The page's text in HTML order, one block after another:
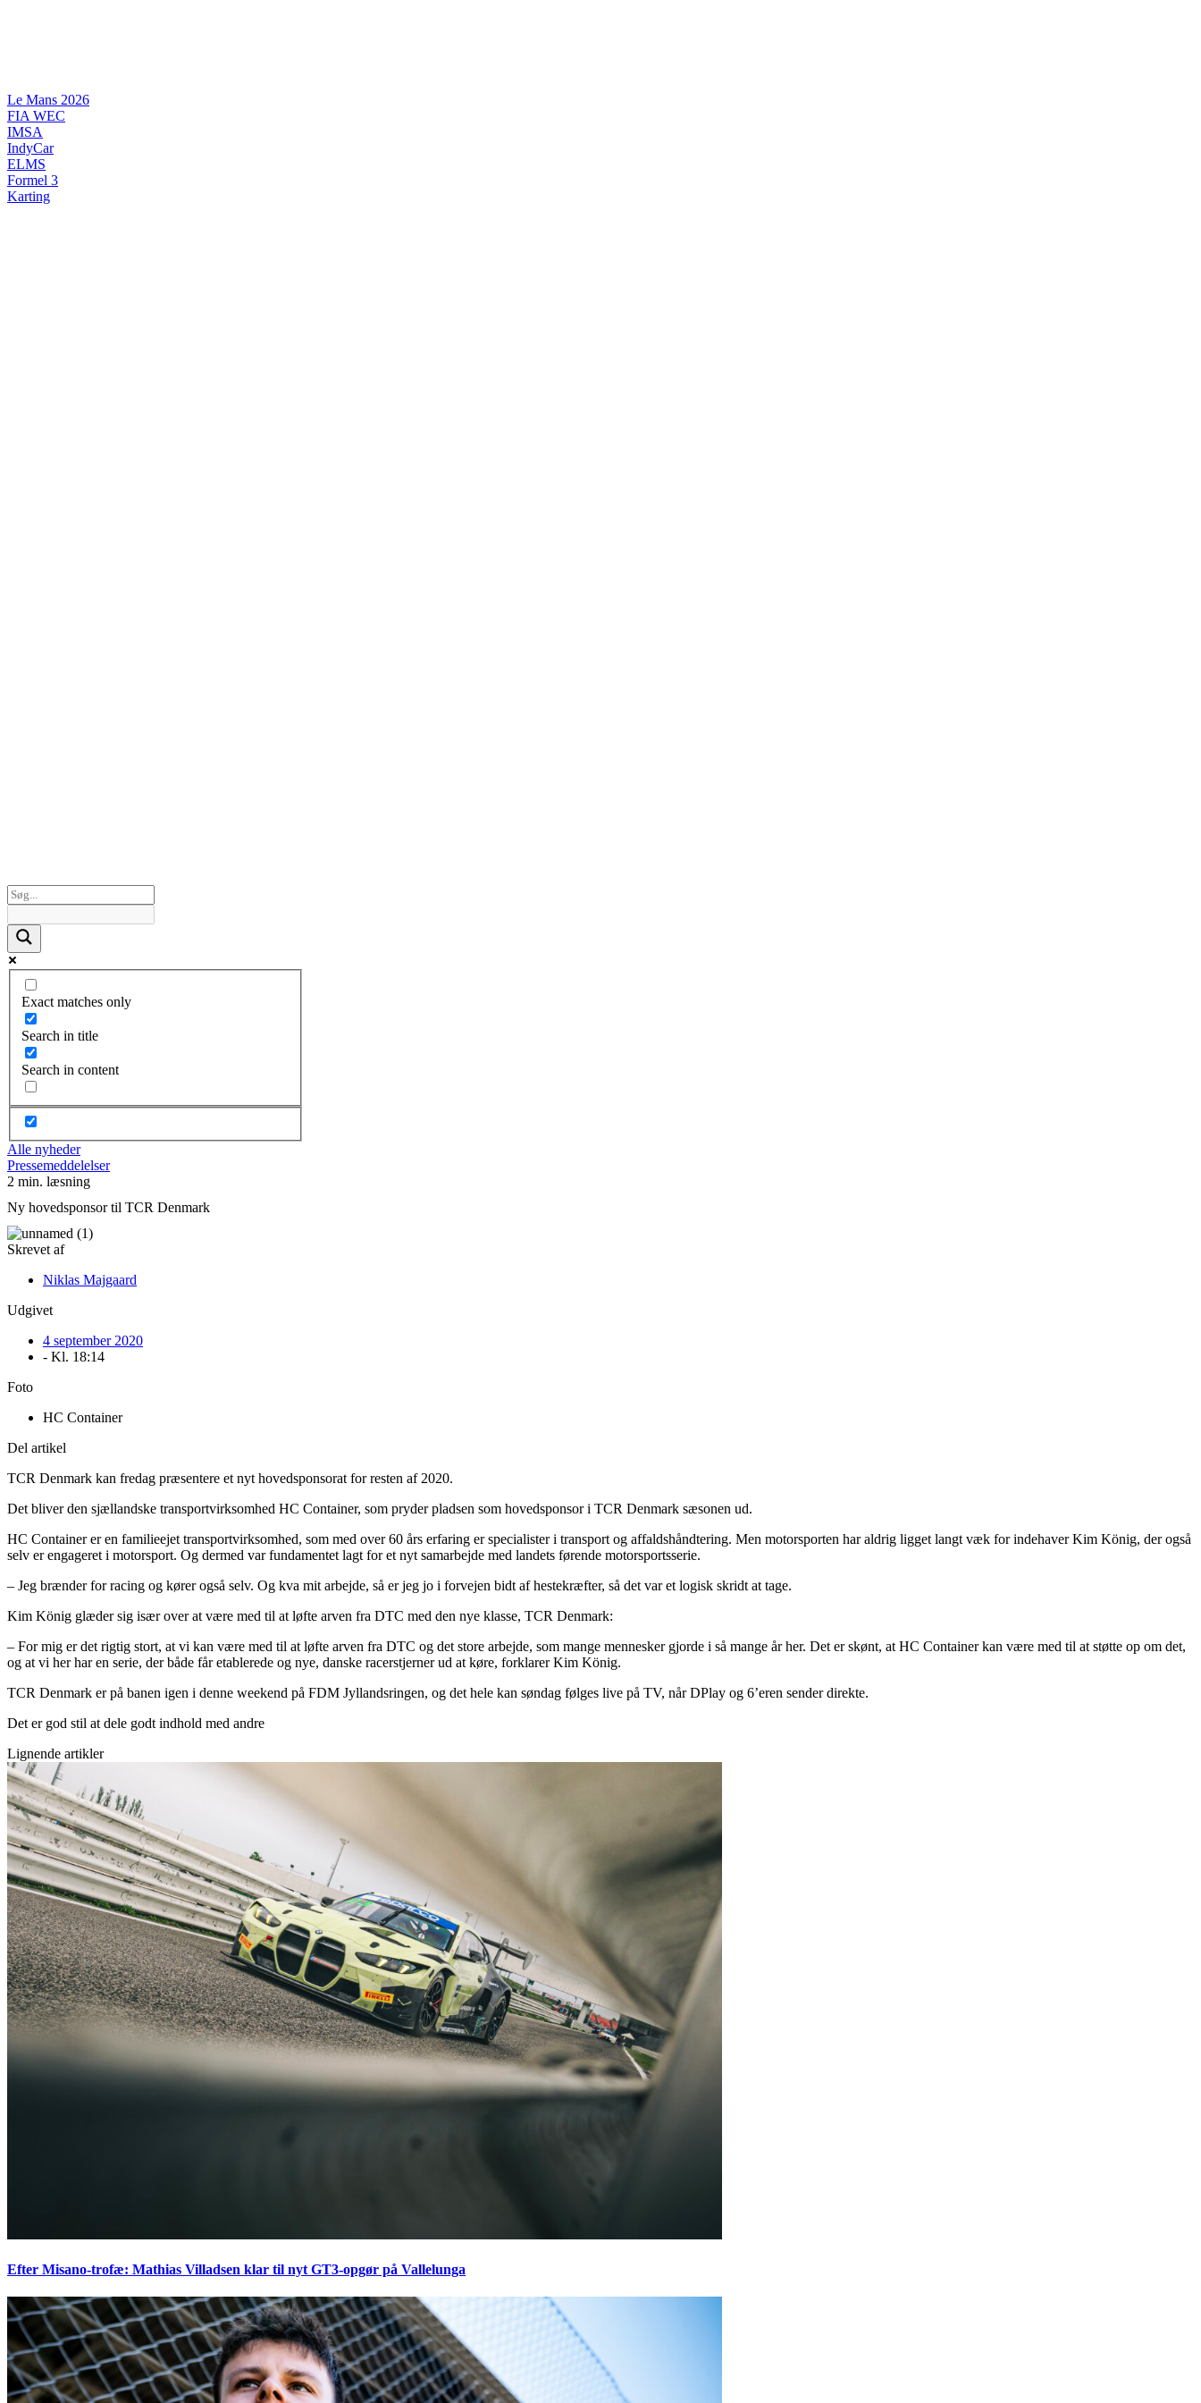
Le Mans 2026
FIA WEC
IMSA
IndyCar
ELMS
Formel 3
Karting
Exact matches only
Search in title
Search in content
Alle nyheder
Pressemeddelelser
2 min. læsning
Ny hovedsponsor til TCR Denmark
Skrevet af
Niklas Majgaard
Udgivet
4 september 2020
- Kl. 18:14
Foto
HC Container
Del artikel
TCR Denmark kan fredag præsentere et nyt hovedsponsorat for resten af 2020.
Det bliver den sjællandske transportvirksomhed HC Container, som pryder pladsen som hovedsponsor i TCR Denmark sæsonen ud.
HC Container er en familieejet transportvirksomhed, som med over 60 års erfaring er specialister i transport og affaldshåndtering. Men motorsporten har aldrig ligget langt væk for indehaver Kim König, der også
selv er engageret i motorsport. Og dermed var fundamentet lagt for et nyt samarbejde med landets førende motorsportsserie.
– Jeg brænder for racing og kører også selv. Og kva mit arbejde, så er jeg jo i forvejen bidt af hestekræfter, så det var et logisk skridt at tage.
Kim König glæder sig især over at være med til at løfte arven fra DTC med den nye klasse, TCR Denmark:
– For mig er det rigtig stort, at vi kan være med til at løfte arven fra DTC og det store arbejde, som mange mennesker gjorde i så mange år her. Det er skønt, at HC Container kan være med til at støtte op om det,
og at vi her har en serie, der både får etablerede og nye, danske racerstjerner ud at køre, forklarer Kim König.
TCR Denmark er på banen igen i denne weekend på FDM Jyllandsringen, og det hele kan søndag følges live på TV, når DPlay og 6’eren sender direkte.
Det er god stil at dele godt indhold med andre
Lignende artikler
Efter Misano-trofæ: Mathias Villadsen klar til nyt GT3-opgør på Vallelunga